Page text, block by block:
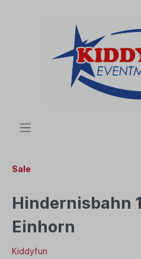
Sale
Hindernisbahn
Einhorn
Kiddyfun